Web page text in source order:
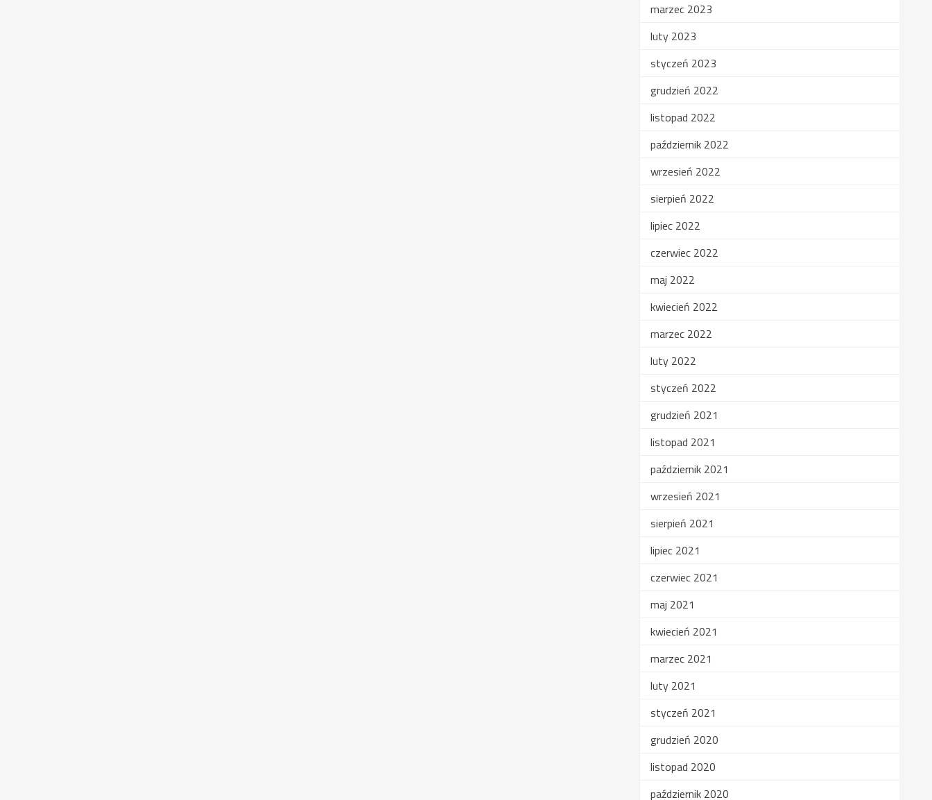
marzec 2023
luty 2023
styczeń 2023
grudzień 2022
listopad 2022
październik 2022
wrzesień 2022
sierpień 2022
lipiec 2022
czerwiec 2022
maj 2022
kwiecień 2022
marzec 2022
luty 2022
styczeń 2022
grudzień 2021
listopad 2021
październik 2021
wrzesień 2021
sierpień 2021
lipiec 2021
czerwiec 2021
maj 2021
kwiecień 2021
marzec 2021
luty 2021
styczeń 2021
grudzień 2020
listopad 2020
październik 2020